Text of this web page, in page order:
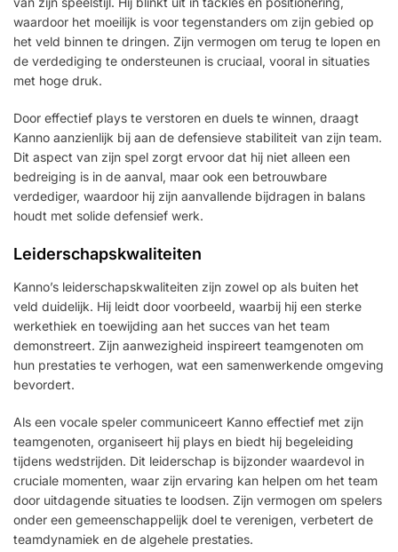
waardoor het moeilijk is voor tegenstanders om zijn gebied op
het veld binnen te dringen. Zijn vermogen om terug te lopen en
de verdediging te ondersteunen is cruciaal, vooral in situaties
met hoge druk.
Door effectief plays te verstoren en duels te winnen, draagt
Kanno aanzienlijk bij aan de defensieve stabiliteit van zijn team.
Dit aspect van zijn spel zorgt ervoor dat hij niet alleen een
bedreiging is in de aanval, maar ook een betrouwbare
verdediger, waardoor hij zijn aanvallende bijdragen in balans
houdt met solide defensief werk.
Leiderschapskwaliteiten
Kanno’s leiderschapskwaliteiten zijn zowel op als buiten het
veld duidelijk. Hij leidt door voorbeeld, waarbij hij een sterke
werkethiek en toewijding aan het succes van het team
demonstreert. Zijn aanwezigheid inspireert teamgenoten om
hun prestaties te verhogen, wat een samenwerkende omgeving
bevordert.
Als een vocale speler communiceert Kanno effectief met zijn
teamgenoten, organiseert hij plays en biedt hij begeleiding
tijdens wedstrijden. Dit leiderschap is bijzonder waardevol in
cruciale momenten, waar zijn ervaring kan helpen om het team
door uitdagende situaties te loodsen. Zijn vermogen om spelers
onder een gemeenschappelijk doel te verenigen, verbetert de
teamdynamiek en de algehele prestaties.